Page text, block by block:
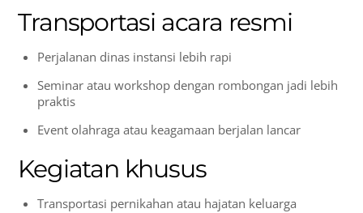
Transportasi acara resmi
Perjalanan dinas instansi lebih rapi
Seminar atau workshop dengan rombongan jadi lebih
praktis
Event olahraga atau keagamaan berjalan lancar
Kegiatan khusus
Transportasi pernikahan atau hajatan keluarga